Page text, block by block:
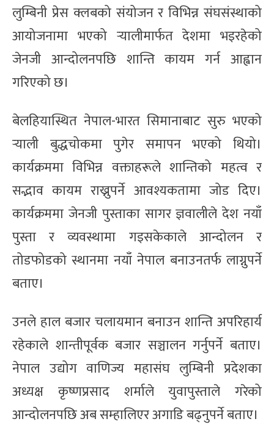
लुम्बिनी प्रेस क्लबको संयोजन र विभिन्न संघसंस्थाको
आयोजनामा भएको र्‍यालीमार्फत देशमा भइरहेको
जेनजी आन्दोलनपछि शान्ति कायम गर्न आह्वान
गरिएको छ।
बेलहियास्थित नेपाल-भारत सिमानाबाट सुरु भएको
र्‍याली बुद्धचोकमा पुगेर समापन भएको थियो।
कार्यक्रममा विभिन्न वक्ताहरूले शान्तिको महत्व र
सद्भाव कायम राख्नुपर्ने आवश्यकतामा जोड दिए।
कार्यक्रममा जेनजी पुस्ताका सागर ज्ञवालीले देश नयाँ
पुस्ता र व्यवस्थामा गइसकेकाले आन्दोलन र
तोडफोडको स्थानमा नयाँ नेपाल बनाउनतर्फ लाग्नुपर्ने
बताए।
उनले हाल बजार चलायमान बनाउन शान्ति अपरिहार्य
रहेकाले शान्तीपूर्वक बजार सञ्चालन गर्नुपर्ने बताए।
नेपाल उद्योग वाणिज्य महासंघ लुम्बिनी प्रदेशका
अध्यक्ष कृष्णप्रसाद शर्माले युवापुस्ताले गरेको
आन्दोलनपछि अब सम्हालिएर अगाडि बढ्नुपर्ने बताए।